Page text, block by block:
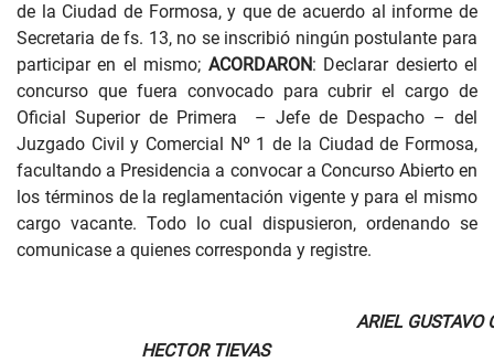
de la Ciudad de Formosa, y que de acuerdo al informe de
Secretaria de fs. 13, no se inscribió ningún postulante para
participar en el mismo; ACORDARON: Declarar desierto el
concurso que fuera convocado para cubrir el cargo de
Oficial Superior de Primera – Jefe de Despacho – del
Juzgado Civil y Comercial Nº 1 de la Ciudad de Formosa,
facultando a Presidencia a convocar a Concurso Abierto en
los términos de la reglamentación vigente y para el mismo
cargo vacante. Todo lo cual dispusieron, ordenando se
comunicase a quienes corresponda y registre.
ARIEL GUSTAVO
HECTOR TIEVAS